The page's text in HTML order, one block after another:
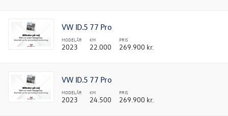
VW ID.5 77 Pro
MODELÅR
2023
KM
22.000
PRIS
269.900 kr.
VW ID.5 77 Pro
MODELÅR
2023
KM
24.500
PRIS
269.900 kr.